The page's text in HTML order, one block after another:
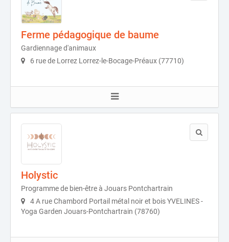
Ferme pédagogique de baume
Gardiennage d'animaux
6 rue de Lorrez Lorrez-le-Bocage-Préaux (77710)
Holystic
Programme de bien-être à Jouars Pontchartrain
4 A rue Chambord Portail métal noir et bois YVELINES -
Yoga Garden Jouars-Pontchartrain (78760)